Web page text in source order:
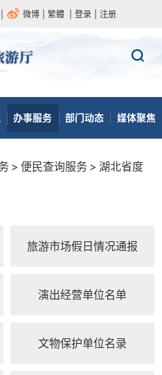
微博 繁體 登录 注册
办事服务 部门动态 媒体聚焦
> 便民查询服务 > 湖北省度
旅游市场假日情况通报
演出经营单位名单
文物保护单位名录